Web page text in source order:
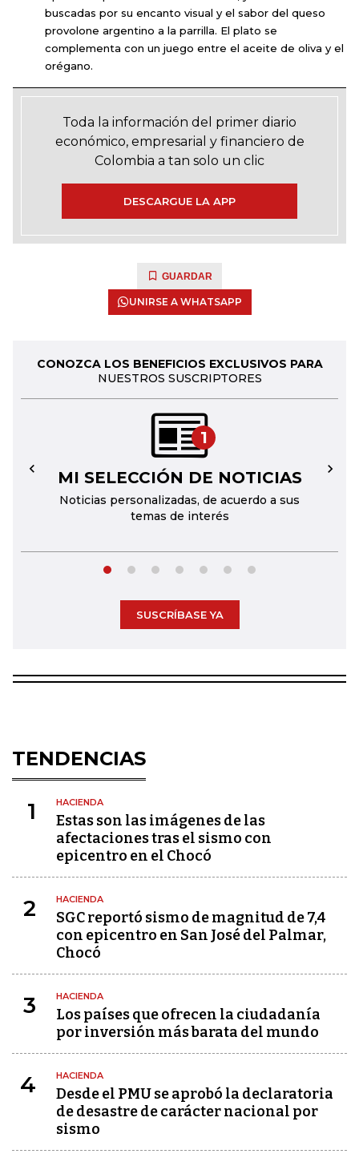
buscadas por su encanto visual y el sabor del queso
provolone argentino a la parrilla. El plato se
complementa con un juego entre el aceite de oliva y el
orégano.
Toda la información del primer diario
económico, empresarial y financiero de
Colombia a tan solo un clic
DESCARGUE LA APP
GUARDAR
UNIRSE A WHATSAPP
CONOZCA LOS BENEFICIOS EXCLUSIVOS PARA
NUESTROS SUSCRIPTORES
1
MI SELECCIÓN DE NOTICIAS
Noticias personalizadas, de acuerdo a sus
temas de interés
← →
SUSCRÍBASE YA
TENDENCIAS
1 HACIENDA
Estas son las imágenes de las
afectaciones tras el sismo con
epicentro en el Chocó
2 HACIENDA
SGC reportó sismo de magnitud de 7,4
con epicentro en San José del Palmar,
Chocó
3 HACIENDA
Los países que ofrecen la ciudadanía
por inversión más barata del mundo
4 HACIENDA
Desde el PMU se aprobó la declaratoria
de desastre de carácter nacional por
sismo